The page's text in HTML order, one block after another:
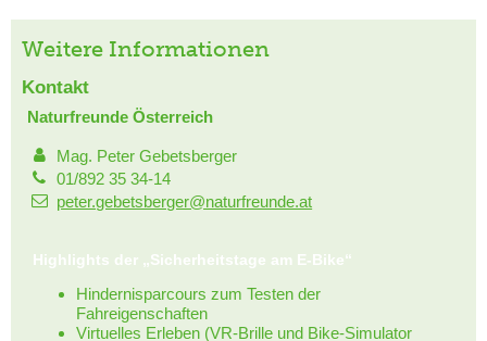
Weitere Informationen
Kontakt
Naturfreunde Österreich
Mag. Peter Gebetsberger
01/892 35 34-14
peter.gebetsberger@naturfreunde.at
Highlights der „Sicherheitstage am E-Bike“
Hindernisparcours zum Testen der
Fahreigenschaften
Virtuelles Erleben (VR-Brille und Bike-Simulator